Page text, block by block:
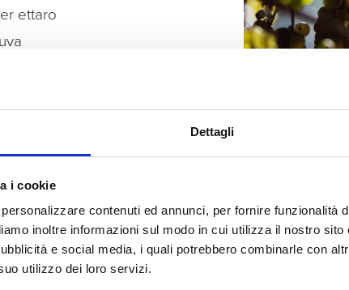
Dettagli
i cookie
contenuti ed annunci, per fornire funzionalità
inoltre informazioni sul modo in cui utilizza il nostro
e social media, i quali potrebbero combinarle con
utilizzo dei loro servizi.
ettaro
agosto
da un
condizioni